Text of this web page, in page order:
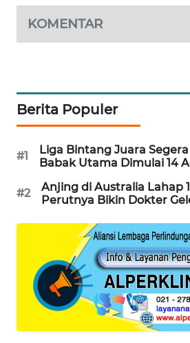
KOMENTAR
Berita Populer
#1
Liga Bintang Juara Segera
Babak Utama Dimulai 14
#2
Anjing di Australia Lahap
Perutnya Bikin Dokter
WALINKI
ID
MARTABAT
NET
PLN
LKKI